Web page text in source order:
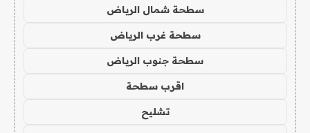
سطحة شمال الرياض
سطحة غرب الرياض
سطحة جنوب الرياض
اقرب سطحة
تشليح